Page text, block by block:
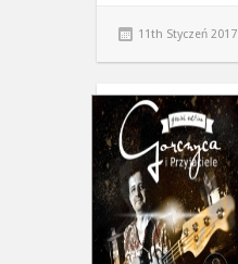
11th Styczeń 2017